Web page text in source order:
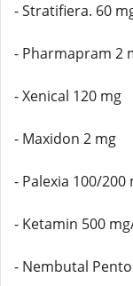
- Stratifiera. 60
- Pharmapram 2
- Xenical 120 mg
- Maxidon 2 mg
- Palexia 100/200
- Ketamin 500
- Nembutal